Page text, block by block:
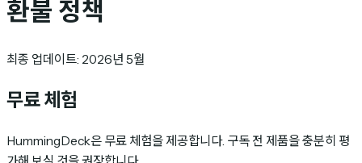
환불 정책
최종 업데이트: 2026년 5월
무료 체험
HummingDeck은 무료 체험을 제공합니다. 구독 전 제품을 충분히 평